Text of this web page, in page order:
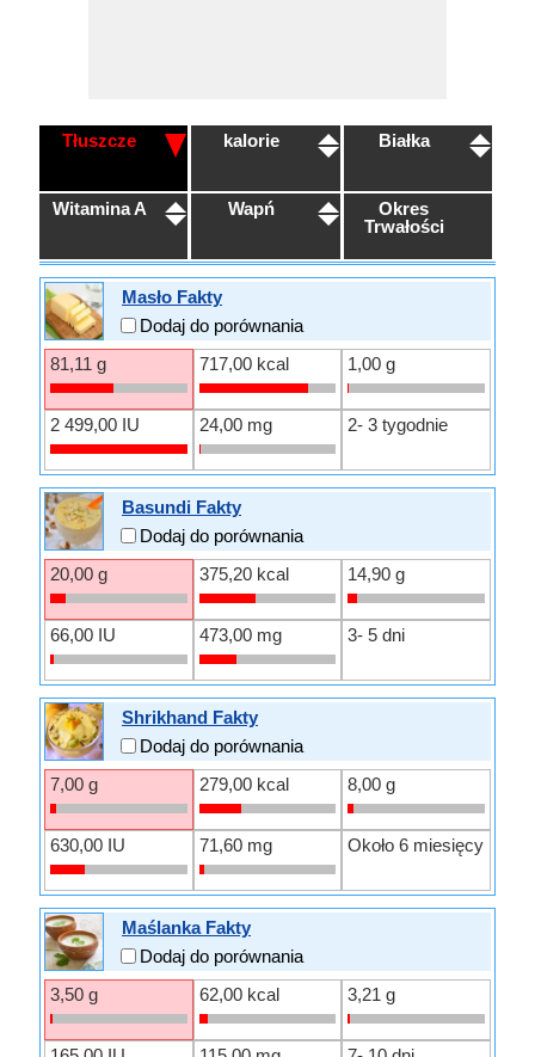
Tłuszcze kalorie Białka
Witamina A Wapń
Okres
Trwałości
Masło Fakty
Dodaj do porównania
81,11 g
717,00 kcal 1,00 g
2 499,00 IU 24,00 mg 2- 3 tygodnie
Basundi Fakty
Dodaj do porównania
20,00 g
375,20 kcal 14,90 g
66,00 IU 473,00 mg 3- 5 dni
Shrikhand Fakty
Dodaj do porównania
7,00 g
279,00 kcal 8,00 g
630,00 IU 71,60 mg Około 6 miesięcy
Maślanka Fakty
Dodaj do porównania
3,50 g
62,00 kcal 3,21 g